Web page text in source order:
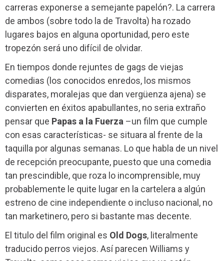
carreras exponerse a semejante papelón?. La carrera
de ambos (sobre todo la de Travolta) ha rozado
lugares bajos en alguna oportunidad, pero este
tropezón será uno difícil de olvidar.
En tiempos donde rejuntes de gags de viejas
comedias (los conocidos enredos, los mismos
disparates, moralejas que dan vergüenza ajena) se
convierten en éxitos apabullantes, no seria extraño
pensar que Papas a la Fuerza –un film que cumple
con esas características- se situara al frente de la
taquilla por algunas semanas. Lo que habla de un nivel
de recepción preocupante, puesto que una comedia
tan prescindible, que roza lo incomprensible, muy
probablemente le quite lugar en la cartelera a algún
estreno de cine independiente o incluso nacional, no
tan marketinero, pero si bastante mas decente.
El titulo del film original es Old Dogs, literalmente
traducido perros viejos. Así parecen Williams y